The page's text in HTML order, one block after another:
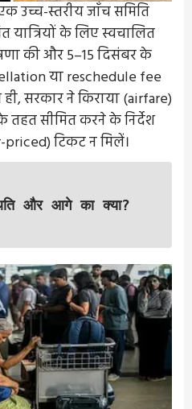
उच्च-स्तरीय जाँच समिति
यात्रियों के लिए स्वचालित
की और 5–15 दिसंबर के
या reschedule fee
सरकार ने किराया (airfare)
तहत सीमित करने के निर्देश
टिकट न मिलें।
और आगे का क्या?